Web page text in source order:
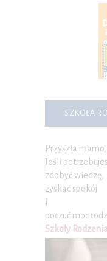
SZKOŁA
Przyszła mamo,
Jeśli
zdobyć wiedzę,
zyskać spokój
i
poczuć moc
Szkoły